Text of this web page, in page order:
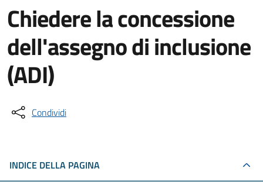
Chiedere la concessione
dell'assegno di inclusione
(ADI)
Condividi
INDICE DELLA PAGINA